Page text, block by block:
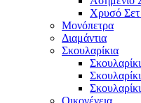
Χρυσό
Μονόπετρα
Διαμάντια
Σκουλαρίκια
Οικογένεια